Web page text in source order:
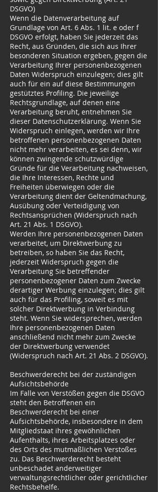
DSGVO)
Wenn die Datenverarbeitung auf
Grundlage von Art. 6 Abs. 1 lit. e oder f
DSGVO erfolgt, haben Sie jederzeit das
Recht, aus Gründen, die sich aus Ihrer
besonderen Situation ergeben, gegen die
Verarbeitung Ihrer personenbezogenen
Daten Widerspruch einzulegen; dies gilt
auch für ein auf diese Bestimmungen
gestütztes Profiling. Die jeweilige
Rechtsgrundlage, auf denen eine
Verarbeitung beruht, entnehmen Sie
dieser Datenschutzerklärung. Wenn Sie
Widerspruch einlegen, werden wir Ihre
betroffenen personenbezogenen Daten
nicht mehr verarbeiten, es sei denn, wir
können zwingende schutzwürdige
Gründe für die Verarbeitung nachweisen,
die Ihre Interessen, Rechte und
Freiheiten überwiegen oder die
Verarbeitung dient der Geltendmachung,
Ausübung oder Verteidigung von
Rechtsansprüchen (Widerspruch nach
Art. 21 Abs. 1 DSGVO).
Werden Ihre personenbezogenen Daten
verarbeitet, um Direktwerbung zu
betreiben, so haben Sie das Recht,
jederzeit Widerspruch gegen die
Verarbeitung Sie betreffender
personenbezogener Daten zum Zwecke
derartiger Werbung einzulegen; dies gilt
auch für das Profiling, soweit es mit
solcher Direktwerbung in Verbindung
steht. Wenn Sie widersprechen, werden
Ihre personenbezogenen Daten
anschließend nicht mehr zum Zwecke
der Direktwerbung verwendet
(Widerspruch nach Art. 21 Abs. 2 DSGVO).
Beschwerderecht bei der zuständigen
Aufsichtsbehörde
Im Falle von Verstößen gegen die DSGVO
steht den Betroffenen ein
Beschwerderecht bei einer
Aufsichtsbehörde, insbesondere in dem
Mitgliedstaat ihres gewöhnlichen
Aufenthalts, ihres Arbeitsplatzes oder
des Orts des mutmaßlichen Verstoßes
zu. Das Beschwerderecht besteht
unbeschadet anderweitiger
verwaltungsrechtlicher oder gerichtlicher
Rechtsbehelfe.